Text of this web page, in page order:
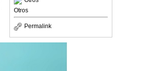
Otros
Permalink